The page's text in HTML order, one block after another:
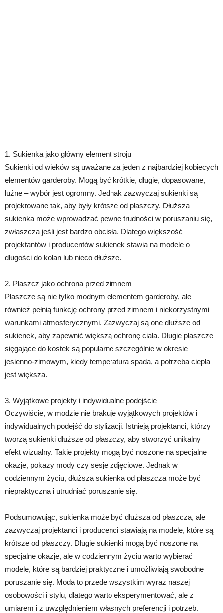
1. Sukienka jako główny element stroju
Sukienki od wieków są uważane za jeden z najbardziej kobiecych
elementów garderoby. Mogą być krótkie, długie, dopasowane,
luźne – wybór jest ogromny. Jednak zazwyczaj sukienki są
projektowane tak, aby były krótsze od płaszczy. Dłuższa
sukienka może wprowadzać pewne trudności w poruszaniu się,
zwłaszcza jeśli jest bardzo obcisła. Dlatego większość
projektantów i producentów sukienek stawia na modele o
długości do kolan lub nieco dłuższe.
2. Płaszcz jako ochrona przed zimnem
Płaszcze są nie tylko modnym elementem garderoby, ale
również pełnią funkcję ochrony przed zimnem i niekorzystnymi
warunkami atmosferycznymi. Zazwyczaj są one dłuższe od
sukienek, aby zapewnić większą ochronę ciała. Długie płaszcze
sięgające do kostek są popularne szczególnie w okresie
jesienno-zimowym, kiedy temperatura spada, a potrzeba ciepła
jest większa.
3. Wyjątkowe projekty i indywidualne podejście
Oczywiście, w modzie nie brakuje wyjątkowych projektów i
indywidualnych podejść do stylizacji. Istnieją projektanci, którzy
tworzą sukienki dłuższe od płaszczy, aby stworzyć unikalny
efekt wizualny. Takie projekty mogą być noszone na specjalne
okazje, pokazy mody czy sesje zdjęciowe. Jednak w
codziennym życiu, dłuższa sukienka od płaszcza może być
niepraktyczna i utrudniać poruszanie się.
Podsumowując, sukienka może być dłuższa od płaszcza, ale
zazwyczaj projektanci i producenci stawiają na modele, które są
krótsze od płaszczy. Długie sukienki mogą być noszone na
specjalne okazje, ale w codziennym życiu warto wybierać
modele, które są bardziej praktyczne i umożliwiają swobodne
poruszanie się. Moda to przede wszystkim wyraz naszej
osobowości i stylu, dlatego warto eksperymentować, ale z
umiarem i z uwzględnieniem własnych preferencji i potrzeb.